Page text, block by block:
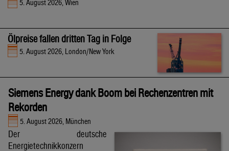
5. August 2026, Wien
Ölpreise fallen dritten Tag in Folge
5. August 2026, London/New York
Siemens Energy dank Boom bei Rechenzentren mit
Rekorden
5. August 2026, München
Der deutsche
Energietechnikkonzern